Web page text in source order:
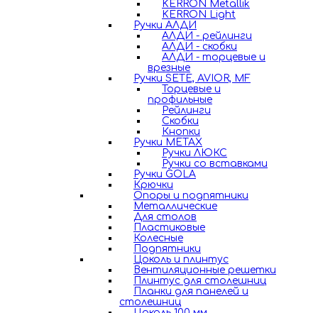
KERRON Metallik
KERRON Light
Ручки АЛДИ
АЛДИ - рейлинги
АЛДИ - скобки
АЛДИ - торцевые и
врезные
Ручки SETE, AVIOR, MF
Торцевые и
профильные
Рейлинги
Скобки
Кнопки
Ручки METAX
Ручки ЛЮКС
Ручки со вставками
Ручки GOLA
Крючки
Опоры и подпятники
Металлические
Для столов
Пластиковые
Колесные
Подпятники
Цоколь и плинтус
Вентиляционные решетки
Плинтус для столешниц
Планки для панелей и
столешниц